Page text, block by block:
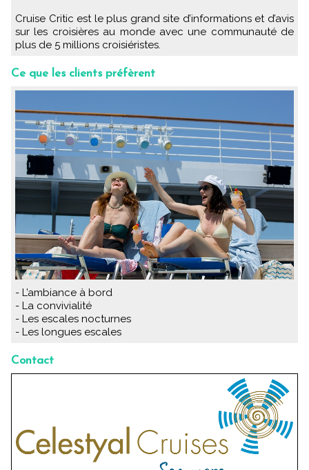
Cruise Critic est le plus grand site d’informations et d’avis
sur les croisières au monde avec une communauté de
plus de 5 millions croisiéristes.
Ce que les clients préfèrent
- L’ambiance à bord
- La convivialité
- Les escales nocturnes
- Les longues escales
Contact